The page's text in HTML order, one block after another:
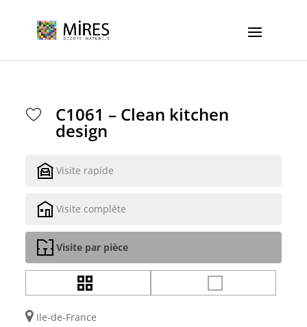
C1061 – Clean kitchen
design
Visite rapide
Visite complète
Visite par pièce
Ile-de-France